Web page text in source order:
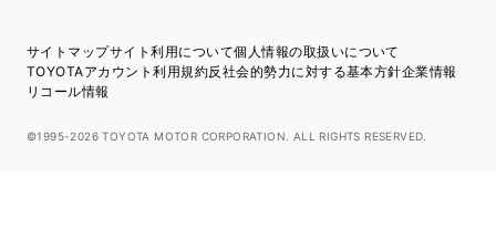
サイトマップサイト利用について個人情報の取扱いについて
TOYOTAアカウント利用規約反社会的勢力に対する基本方針企業情報
リコール情報
©1995-2026 TOYOTA MOTOR CORPORATION. ALL RIGHTS RESERVED.